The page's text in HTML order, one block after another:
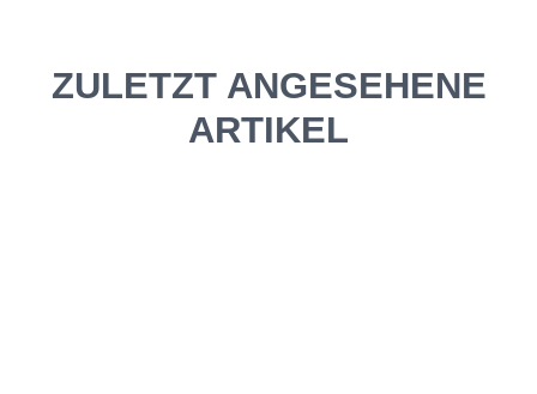
ZULETZT ANGESEHENE
ARTIKEL